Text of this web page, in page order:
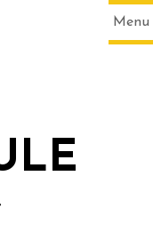
Menu